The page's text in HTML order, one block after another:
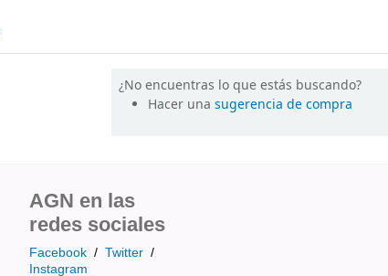
¿No encuentras lo que estás buscando?
Hacer unasugerencia de compra
AGN en las
redes sociales
Facebook / Twitter /
Instagram